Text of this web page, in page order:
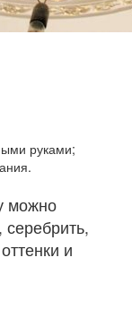
руками;
можно
и